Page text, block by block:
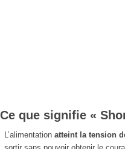
Ce que signifie «
L’alimentation atteint la tension